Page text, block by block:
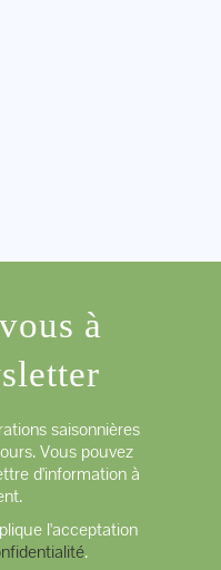
à
saisonnières
Vous pouvez
d'information à
l'acceptation
.